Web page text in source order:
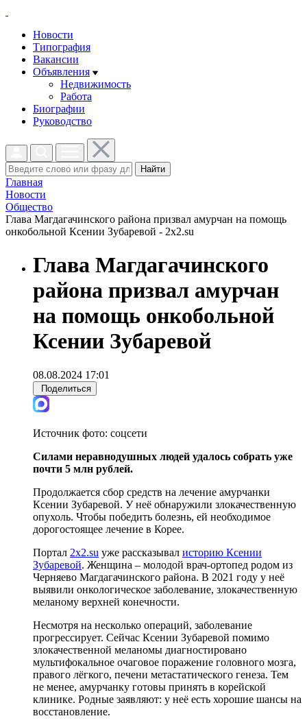
Новости
Типография
Вакансии
Объявления
Недвижимость
Работа
Биографии
Руководство
Найти
Главная
Новости
Общество
Глава Магдагачинского района призвал амурчан на помощь
онкобольной Ксении Зубаревой - 2x2.su
Глава Магдагачинского
района призвал амурчан
на помощь онкобольной
Ксении Зубаревой
08.08.2024 17:01
Поделиться
Источник фото: соцсети
Силами неравнодушных людей удалось собрать уже
почти 5 млн рублей.
Продолжается сбор средств на лечение амурчанки
Ксении Зубаревой. У неё обнаружили злокачественную
опухоль. Чтобы победить болезнь, ей необходимое
дорогостоящее лечение в Корее.
Портал 2x2.su уже рассказывал историю Ксении
Зубаревой. Женщина – молодой врач-ортопед родом из
Черняево Магдагачинского района. В 2021 году у неё
выявили онкологическое заболевание, злокачественную
меланому верхней конечности.
Несмотря на несколько операций, заболевание
прогрессирует. Сейчас Ксении Зубаревой помимо
злокачественной меланомы диагностировано
мультифокальное очаговое поражение головного мозга,
правого лёгкого, печени метастатического генеза. Тем
не менее, амурчанку готовы принять в корейской
клинике. Родные заявляют: у неё есть хорошие шансы на
восстановление.